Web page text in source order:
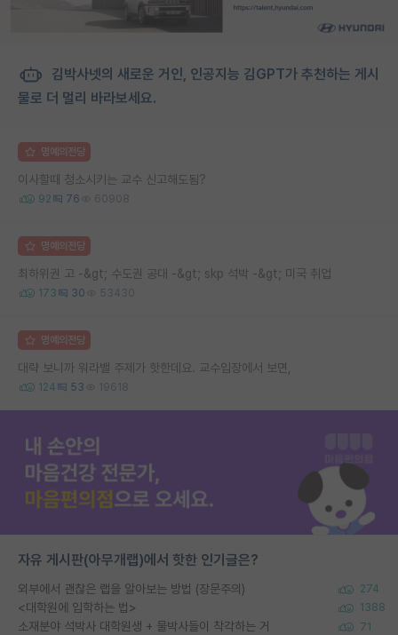
김박사넷의 새로운 거인, 인공지능 김GPT가 추천하는 게시
물로 더 멀리 바라보세요.
명예의전당
이사할때 청소시키는 교수 신고해도됨?
92 76 60908
명예의전당
최하위권 고 -&gt; 수도권 공대 -&gt; skp 석박 -&gt; 미국 취업
173 30 53430
명예의전당
대략 보니까 워라밸 주제가 핫한데요. 교수입장에서 보면,
124 53 19618
자유 게시판(아무개랩)에서 핫한 인기글은?
외부에서 괜찮은 랩을 알아보는 방법 (장문주의) 274
<대학원에 입학하는 법> 1388
소재분야 석박사 대학원생 + 물박사들이 착각하는 거 71